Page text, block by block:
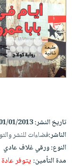
إختياراتنا
كتب
أكاديمية
صندوق
القراءة
English
iKitab
بلا
حدود
أسئلة
يتكرر
على
Android
تحميل
أسئلة
يتكرر
طرحها
تحميل
masmu3
على
على
Apple
المواضيع
الأكثر
مبيعاً
إختياراتنا
وسائل
جوائز
تعليمية
الصحة
والعناية
الشخصية
جديد
العناية
الشخصية
العناية
والسفرة
جديد
الكل
تاريخ النشر:01/2013
الناشر:فضاءات للنشر
النوع:ورقي غلاف عادي
مدة التأمين:يتوفر